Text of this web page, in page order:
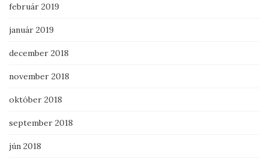
február 2019
január 2019
december 2018
november 2018
október 2018
september 2018
jún 2018